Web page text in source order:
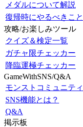
メダルについて解説
復帰時にやるべきこと
攻略/お楽しみツール
クイズ＆検定一覧
ガチャ限チェッカー
降臨運極チェッカー
GameWithSNS/Q&A
モンストコミュニティ
SNS機能とは？
Q&A
掲示板